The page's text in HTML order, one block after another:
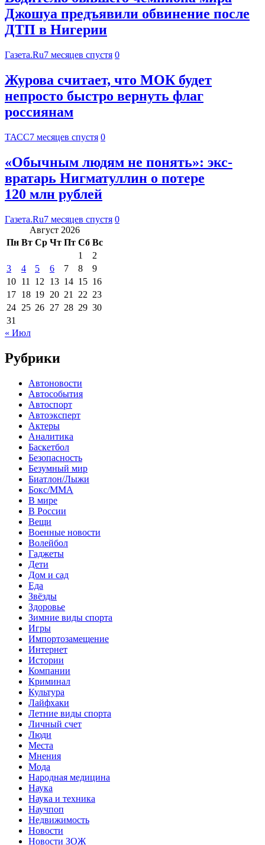
Джошуа предъявили обвинение после
ДТП в Нигерии
Газета.Ru7 месяцев спустя 0
Журова считает, что МОК будет
непросто быстро вернуть флаг
россиянам
ТАСС7 месяцев спустя 0
«Обычным людям не понять»: экс-
вратарь Нигматуллин о потере
120 млн рублей
Газета.Ru7 месяцев спустя 0
Август 2026
Пн Вт Ср Чт Пт Сб Вс
1
2
3
4 5 6 7 8
9
10 11 12 13 14 15 16
17 18 19 20 21 22 23
24 25 26 27 28 29 30
31
« Июл
Рубрики
Автоновости
Автособытия
Автоспорт
Автоэксперт
Актеры
Аналитика
Баскетбол
Безопасность
Безумный мир
Биатлон/Лыжи
Бокс/MMA
В мире
В России
Вещи
Военные новости
Волейбол
Гаджеты
Дети
Дом и сад
Еда
Звёзды
Здоровье
Зимние виды спорта
Игры
Импортозамещение
Интернет
Истории
Компании
Криминал
Культура
Лайфхаки
Летние виды спорта
Личный счет
Люди
Места
Мнения
Мода
Народная медицина
Наука
Наука и техника
Научпоп
Недвижимость
Новости
Новости ЗОЖ